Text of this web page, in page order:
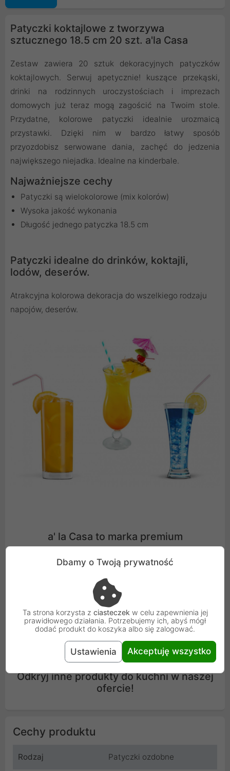
Patyczki koktajlowe z tworzywa
sztucznego 18.5 cm 20 szt. a'la Casa
Zestaw zawiera 20 sztuk dekoracyjnych patyczków
koktajlowych. Serwuj apetycznie! kuszące przekąski,
drinki na rodzinnych uroczystościach i imprezach
domowych już teraz mogą zagościć na Twoim stole.
Przydatne, kolorowe patyczki idealnie urozmaicą
przystawki. Dzięki nim w bardzo łatwy sposób
przyozdobisz serwowane dania, zachęć do jedzenia
największego niejadka. Idealne na kinderbale.
Najważniejsze cechy
Patyczki są wielokolorowe (mix kolorów)
Wysoka jakość wykonania
Długość jednego patyczka 18.5 cm
Patyczki idealne do drinków, koktajli,
lodów, deserów.
Atrakcyjna kolorowa dekoracja do wszelkiego rodzaju
napojów, deserów.
a' la Casa to marka premium
Odkryj inne produkty do kuchni w naszej
ofercie!
Cechy produktu
Rodzaj Patyczki ozdobne
Dbamy o Twoją prywatność
Ta strona korzysta z ciasteczekw celu zapewnienia jej
prawidłowego działania. Potrzebujemy ich, abyś mógł
dodać produkt do koszyka albo się zalogować.
Ustawienia Akceptuję wszystko